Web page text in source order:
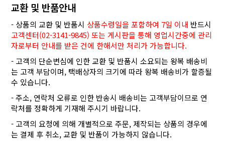
교환 및 반품안내
- 상품의 교환 및 반품시 상품수령일을 포함하여 7일 이내 반드시
고객센터(02-3141-9845) 또는 게시판을 통해 영업시간중에 관리
자로부터 안내를 받은 건에 한해서만 처리가 가능합니다.
- 고객의 단순변심에 인한 교환 및 반품시 소요되는 왕복 배송비
는 고객 부담이며, 택배상자의 크기에 따라 왕복 배송비가 할증될
수 있습니다.
- 주소, 연락처 오류로 인한 반송시 배송비는 고객부담이므로 연
락처를 정확하게 기재해 주시기 바랍니다.
- 고객의 요청에 의해 개별적으로 주문, 제작되는 상품의 경우에
는 결제 후 취소, 교환 및 반품이 가능하지 않습니다.